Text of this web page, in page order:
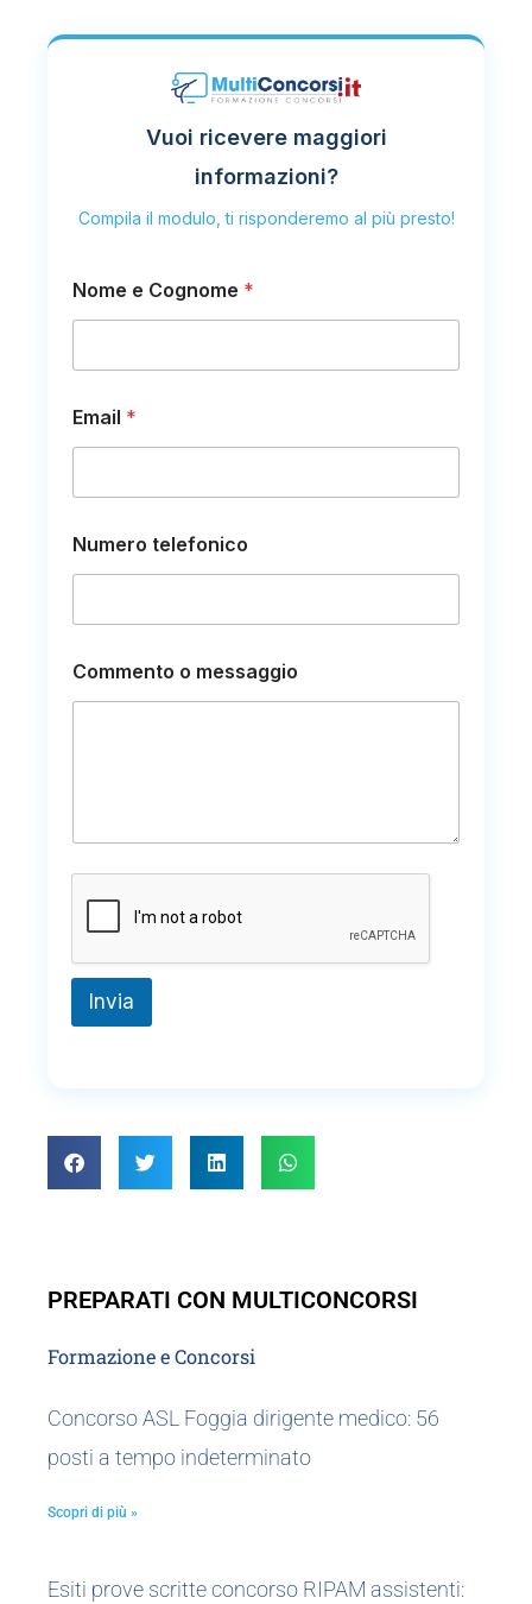
Vuoi ricevere maggiori
informazioni?
Compila il modulo, ti risponderemo al più presto!
Nome e Cognome *
o
g
e
o
E
a
l
Email *
Numero telefonico
Commento o messaggio
Invia
PREPARATI CON MULTICONCORSI
Formazione e Concorsi
Concorso ASL Foggia dirigente medico: 56
posti a tempo indeterminato
Scopri di più »
Esiti prove scritte concorso RIPAM assistenti: